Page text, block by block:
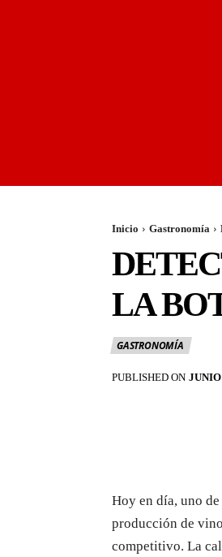
Inicio Gastronomía
LA
GASTRONOMÍA
PUBLISHED ON JUNIO
Hoy en día, uno
producción de
competitivo. La